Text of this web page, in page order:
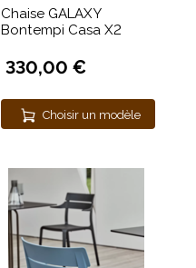
Chaise GALAXY
Bontempi Casa X2
330,00 €
Choisir un modèle